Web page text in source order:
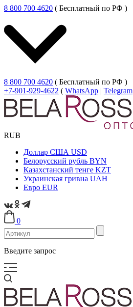
8 800 700 4620 ( Бесплатный по РФ )
8 800 700 4620 ( Бесплатный по РФ )
+7-901-929-4622 ( WhatsApp | Telegram
RUB
Доллар США USD
Белорусский рубль BYN
Казахстанский тенге KZT
Украинская гривна UAH
Евро EUR
0
Введите запрос